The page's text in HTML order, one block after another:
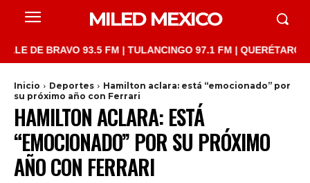
MILED MEXICO
BRAVO 93.5 FM | TULANCINGO 97.1 FM | QUERÉTARO
Inicio Deportes
Hamilton aclara: está “emocionado” por
su próximo año con Ferrari
HAMILTON ACLARA: ESTÁ
“EMOCIONADO” POR SU PRÓXIMO
AÑO CON FERRARI